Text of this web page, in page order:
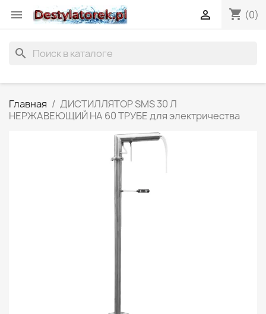
 shopping_cart (0)

search
Главная
ДИСТИЛЛЯТОР SMS 30 Л
НЕРЖАВЕЮЩИЙ НА 60 ТРУБЕ для электричества